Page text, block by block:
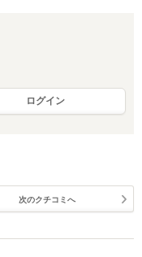
ログイン
次のクチコミへ